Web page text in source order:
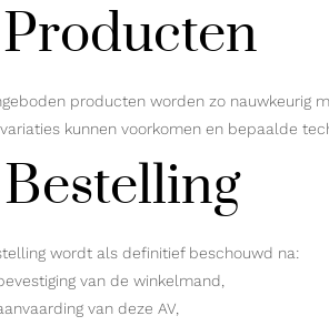
producten worden zo nauwkeurig
kunnen voorkomen en bepaalde
wordt als definitief beschouwd na:
van de winkelmand,
van deze AV,